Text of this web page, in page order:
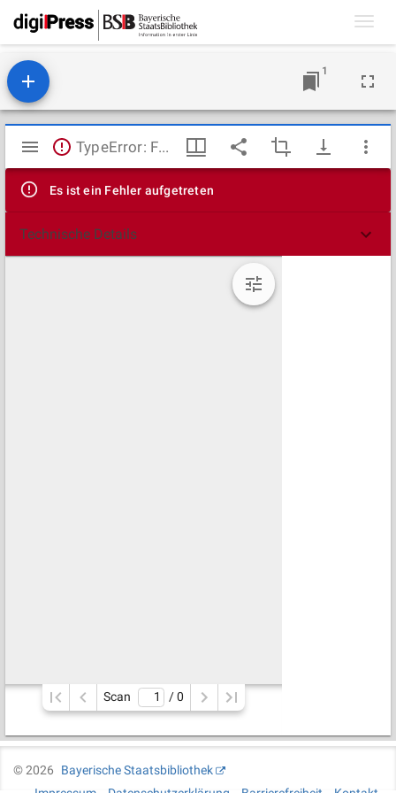
1
Mirador
Viewer
TypeError: Failed to fetch
Es ist ein Fehler aufgetreten
Technische Details
Scan / 0
©2026
Bayerische Staatsbibliothek